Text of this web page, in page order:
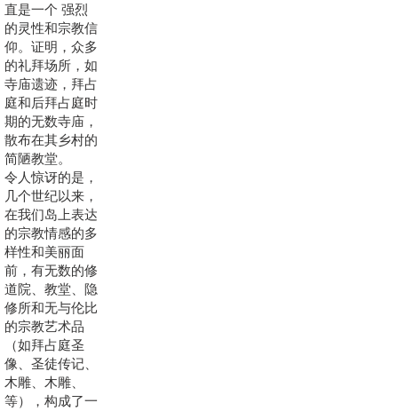
直是一个 强烈
的灵性和宗教信
仰。证明，众多
的礼拜场所，如
寺庙遗迹，拜占
庭和后拜占庭时
期的无数寺庙，
散布在其乡村的
简陋教堂。
令人惊讶的是，
几个世纪以来，
在我们岛上表达
的宗教情感的多
样性和美丽面
前，有无数的修
道院、教堂、隐
修所和无与伦比
的宗教艺术品
（如拜占庭圣
像、圣徒传记、
木雕、木雕、
等），构成了一